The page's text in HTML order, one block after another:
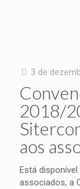
3 de
2018/
aos
Está disponível
associados, a